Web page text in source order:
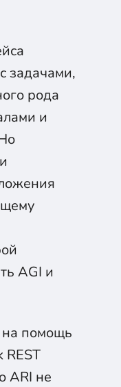
задачами,
рода
и
AGI и
на помощь
REST
ARI не